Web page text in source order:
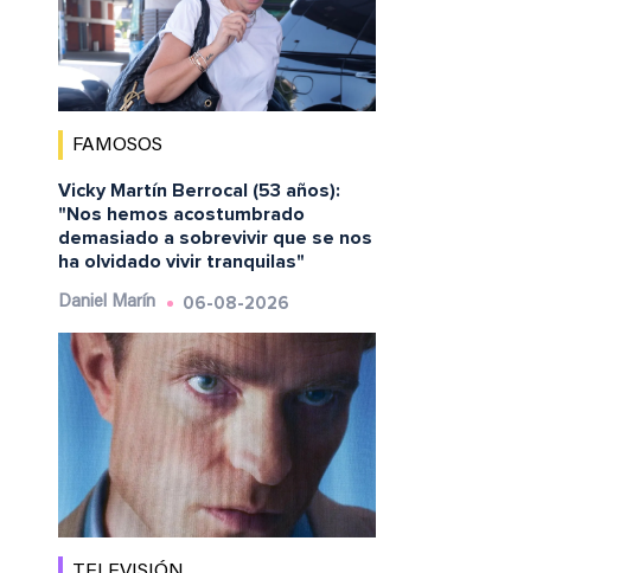
FAMOSOS
Vicky Martín Berrocal (53 años):
"Nos hemos acostumbrado
demasiado a sobrevivir que se nos
ha olvidado vivir tranquilas"
Daniel Marín 06-08-2026